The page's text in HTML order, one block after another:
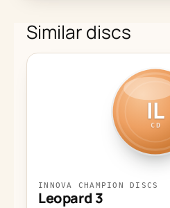
Similar discs
IL
CD
INNOVA CHAMPION DISCS
Leopard 3